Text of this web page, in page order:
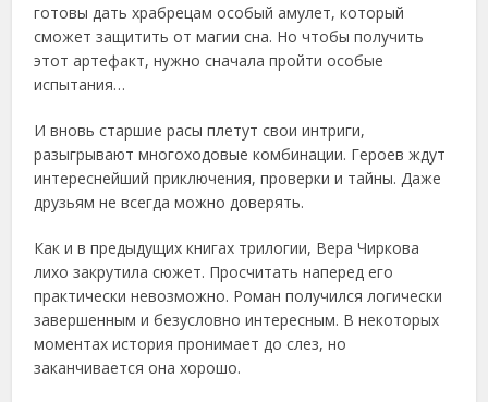
готовы дать храбрецам особый амулет, который
сможет защитить от магии сна. Но чтобы получить
этот артефакт, нужно сначала пройти особые
испытания…
И вновь старшие расы плетут свои интриги,
разыгрывают многоходовые комбинации. Героев ждут
интереснейший приключения, проверки и тайны. Даже
друзьям не всегда можно доверять.
Как и в предыдущих книгах трилогии, Вера Чиркова
лихо закрутила сюжет. Просчитать наперед его
практически невозможно. Роман получился логически
завершенным и безусловно интересным. В некоторых
моментах история пронимает до слез, но
заканчивается она хорошо.